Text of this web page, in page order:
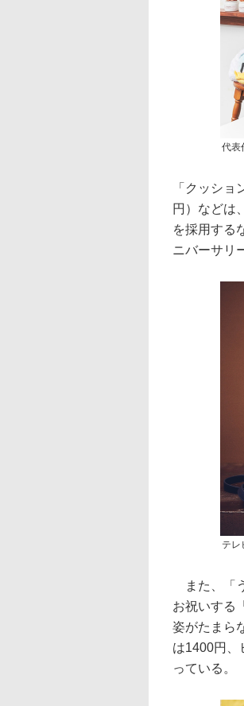
代表
「クッシ
円）などは
を採用する
ニバーサリ
テレ
また、「
お祝いする
姿がたまら
は1400円、
っている。